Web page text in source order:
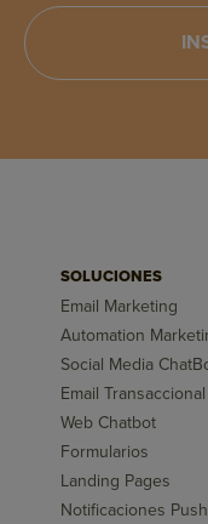
SOLUCIONES
Email Marketing
Automation
Social Media
Email Transaccional
Web Chatbot
Formularios
Landing Pages
Notificaciones Push